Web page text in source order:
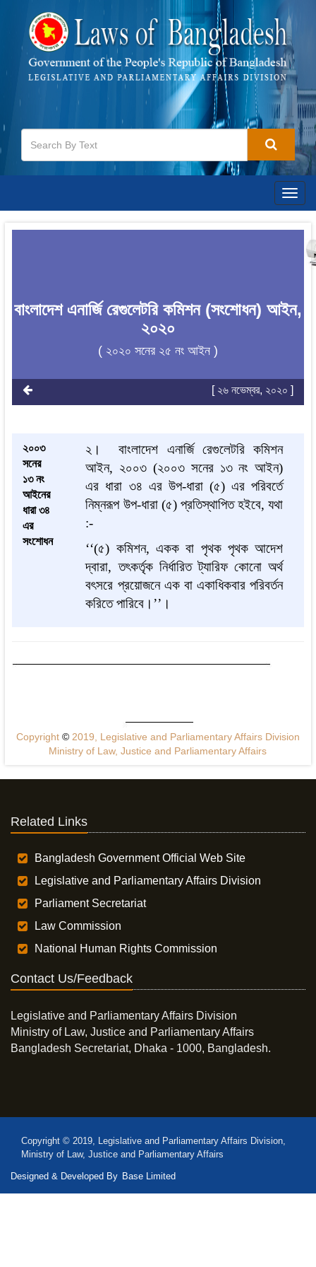
বাংলাদেশ এনার্জি রেগুলেটরি কমিশন (সংশোধন) আইন,
২০২০
( ২০২০ সনের ২৫ নং আইন )
[ ২৬ নভেম্বর, ২০২০ ]
২০০৩
সনের
১৩ নং
আইনের
ধারা ৩৪
এর
সংশোধন
২।
বাংলাদেশ এনার্জি রেগুলেটরি কমিশন
আইন, ২০০৩ (২০০৩ সনের ১৩ নং আইন)
এর ধারা ৩৪ এর উপ-ধারা (৫) এর পরিবর্তে
নিম্নরূপ উপ-ধারা (৫) প্রতিস্থাপিত হইবে, যথা
:-
‘‘(৫) কমিশন, একক বা পৃথক পৃথক আদেশ
দ্বারা, তৎকর্তৃক নির্ধারিত ট্যারিফ কোনো অর্থ
বৎসরে প্রয়োজনে এক বা একাধিকবার পরিবর্তন
করিতে পারিবে।’’।
Copyright ©2019, Legislative and Parliamentary Affairs Division
Ministry of Law, Justice and Parliamentary Affairs
Related Links
Bangladesh Government Official Web Site
Legislative and Parliamentary Affairs Division
Parliament Secretariat
Law Commission
National Human Rights Commission
Contact Us/Feedback
Legislative and Parliamentary Affairs Division
Ministry of Law, Justice and Parliamentary Affairs
Bangladesh Secretariat, Dhaka - 1000, Bangladesh.
Copyright © 2019, Legislative and Parliamentary Affairs Division,
Ministry of Law, Justice and Parliamentary Affairs
Designed & Developed By Base Limited